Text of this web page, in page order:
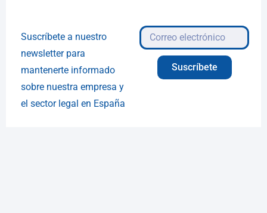
Suscríbete a nuestro
newsletter para
mantenerte informado
sobre nuestra empresa y
el sector legal en España
Suscríbete